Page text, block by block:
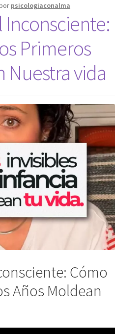
psicologiaconalma
Inconsciente:
Primeros
Nuestra vida
Cómo
Años Moldean